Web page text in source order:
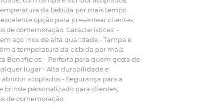
da bebida por mais tempo.
opção para presentear clientes,
de comemoração. Características: -
aço inox de alta qualidade - Tampa e
a temperatura da bebida por mais
Benefícios: - Perfeito para quem gosta de
lugar - Alta durabilidade e
acoplados - Segurança para a
brinde personalizado para clientes,
de comemoração.